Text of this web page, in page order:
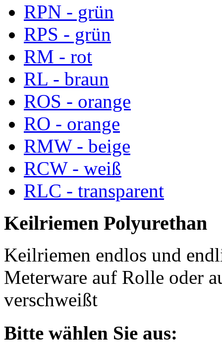
RPN - grün
RPS - grün
RM - rot
RL - braun
ROS - orange
RO - orange
RMW - beige
RCW - weiß
RLC - transparent
Keilriemen Polyurethan
Keilriemen endlos und
Meterware auf Rolle oder
verschweißt
Bitte wählen Sie aus: